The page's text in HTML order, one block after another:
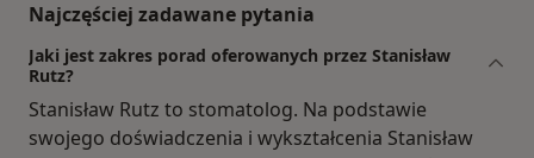
Najczęściej zadawane pytania
Jaki jest zakres porad oferowanych przez Stanisław
Rutz?
Stanisław Rutz to stomatolog. Na podstawie
swojego doświadczenia i wykształcenia Stanisław